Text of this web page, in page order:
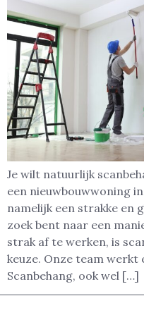
Je wilt natuurlijk
een nieuwbouwwoning
namelijk een strakke en
zoek bent naar een
strak af te werken, is
keuze. Onze team werkt
Scanbehang, ook wel […]